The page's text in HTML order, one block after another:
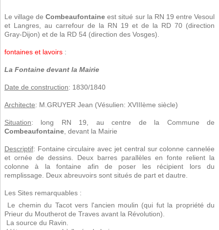
Le village de Combeaufontaine est situé sur la RN 19 entre Vesoul
et Langres, au carrefour de la RN 19 et de la RD 70 (direction
Gray-Dijon) et de la RD 54 (direction des Vosges).
fontaines et lavoirs:
La Fontaine devant la Mairie
Date de construction: 1830/1840
Architecte: M.GRUYER Jean (Vésulien: XVIIIème siècle)
Situation: long RN 19, au centre de la Commune de
Combeaufontaine, devant la Mairie
Descriptif: Fontaine circulaire avec jet central sur colonne cannelée
et ornée de dessins. Deux barres parallèles en fonte relient la
colonne à la fontaine afin de poser les récipient lors du
remplissage. Deux abreuvoirs sont situés de part et dautre.
Les Sites remarquables :
 Le chemin du Tacot vers l'ancien moulin (qui fut la propriété du
Prieur du Moutherot de Traves avant la Révolution).
 La source du Ravin.